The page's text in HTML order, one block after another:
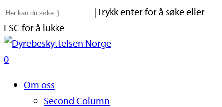
Skip
to
main
content
Trykk enter for å søke eller
ESC for å lukke
Close
Search
search
0
Om oss
Second Column